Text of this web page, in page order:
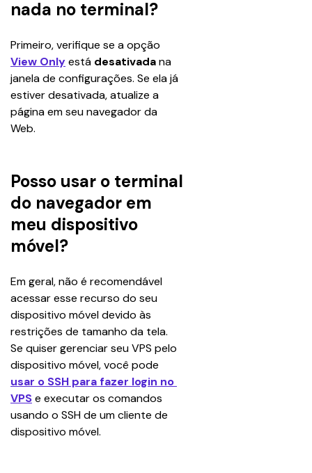
nada no terminal?
Primeiro, verifique se a opção
View Only está desativada na
janela de configurações. Se ela já
estiver desativada, atualize a
página em seu navegador da
Web.
Posso usar o terminal
do navegador em
meu dispositivo
móvel?
Em geral, não é recomendável
acessar esse recurso do seu
dispositivo móvel devido às
restrições de tamanho da tela.
Se quiser gerenciar seu VPS pelo
dispositivo móvel, você pode
usar o SSH para fazer login no
VPS e executar os comandos
usando o SSH de um cliente de
dispositivo móvel.